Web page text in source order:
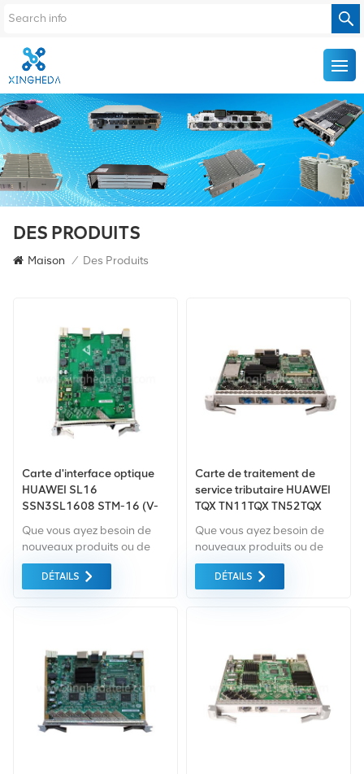
DES PRODUITS
Maison / Des Produits
Carte d'interface optique
HUAWEI SL16
SSN3SL1608 STM-16 (V-
OSN3500 OSN7500
Que vous ayez besoin de
nouveaux produits ou de
produits rénovés, il faut une
approche globale Garantie
achetons uniquement des
. Tout cela est fourni au
meilleur prix possible.
DÉTAILS
Carte de traitement de
service tributaire HUAWEI
TQX TN11TQX TN52TQX
TN5M5TQX 4x10 Gbit/s
OSN6800 OSN8800 DWDM
Que vous ayez besoin de
nouveaux produits ou de
produits rénovés, il faut une
approche globale Garantie
achetons uniquement des
. Tout cela est fourni au
meilleur prix possible.
DÉTAILS